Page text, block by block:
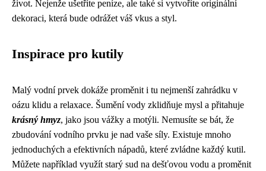
život. Nejenže ušetříte peníze, ale také si vytvoříte originální
dekoraci, která bude odrážet váš vkus a styl.
Inspirace pro kutily
Malý vodní prvek dokáže proměnit i tu nejmenší zahrádku v
oázu klidu a relaxace. Šumění vody zklidňuje mysl a přitahuje
krásný hmyz, jako jsou vážky a motýli. Nemusíte se bát, že
zbudování vodního prvku je nad vaše síly. Existuje mnoho
jednoduchých a efektivních nápadů, které zvládne každý kutil.
Můžete například využít starý sud na dešťovou vodu a proměnit